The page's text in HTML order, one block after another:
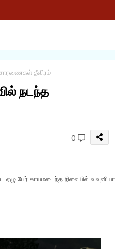
தீவிரம்
நடந்த
0
ஏழு பேர் காயமடைந்த நிலையில் வவுனியா